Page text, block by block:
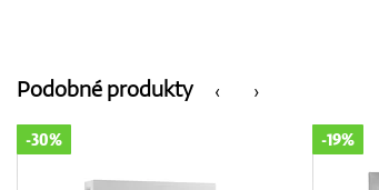
‹
Podobné produkty ›
-19% -19%